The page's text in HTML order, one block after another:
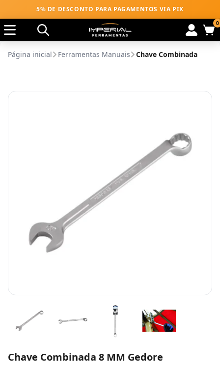
5% DE DESCONTO PARA PAGAMENTOS VIA PIX
0
Página inicial Ferramentas Manuais Chave Combinada
Chave Combinada 8 MM Gedore